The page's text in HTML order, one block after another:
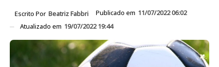
Escrito Por Beatriz Fabbri Publicado em 11/07/2022 06:02
Atualizado em 19/07/2022 19:44